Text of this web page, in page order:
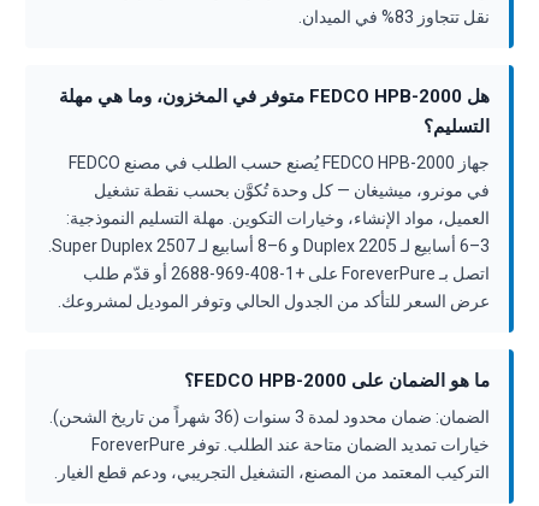
نقل تتجاوز 83% في الميدان.
هل FEDCO HPB-2000 متوفر في المخزون، وما هي مهلة
التسليم؟
جهاز FEDCO HPB-2000 يُصنع حسب الطلب في مصنع FEDCO
في مونرو، ميشيغان — كل وحدة تُكوَّن بحسب نقطة تشغيل
العميل، مواد الإنشاء، وخيارات التكوين. مهلة التسليم النموذجية:
اتصل بـ ForeverPure على +1-408-969-2688 أو قدّم طلب
عرض السعر للتأكد من الجدول الحالي وتوفر الموديل لمشروعك.
ما هو الضمان على FEDCO HPB-2000؟
الضمان: ضمان محدود لمدة 3 سنوات (36 شهراً من تاريخ الشحن).
خيارات تمديد الضمان متاحة عند الطلب. توفر ForeverPure
التركيب المعتمد من المصنع، التشغيل التجريبي، ودعم قطع الغيار.